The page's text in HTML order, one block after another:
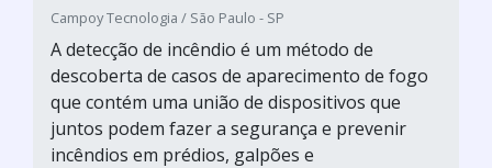
Campoy Tecnologia / São Paulo - SP
A detecção de incêndio é um método de
descoberta de casos de aparecimento de fogo
que contém uma união de dispositivos que
juntos podem fazer a segurança e prevenir
incêndios em prédios, galpões e